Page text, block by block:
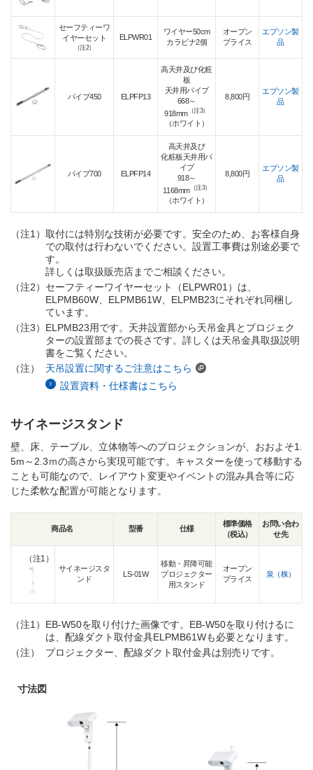
セーフティーワ
イヤーセット
（注2）
ELPWR01
ワイヤー50cm
カラビナ2個
オープン
プライス
エプソン製
品
パイプ450 ELPFP13
高天井及び化粧
板
天井用パイプ
668～
918mm （注3）
（ホワイト）
8,800円
エプソン製
品
パイプ700 ELPFP14
高天井及び
化粧板天井用パ
イプ
918～
1168mm （注3）
（ホワイト）
8,800円
エプソン製
品
（注1） 取付には特別な技術が必要です。安全のため、お客様自身
での取付は行わないでください。設置工事費は別途必要で
す。
詳しくは取扱販売店までご相談ください。
（注2） セーフティーワイヤーセット（ELPWR01）は、
ELPMB60W、ELPMB61W、ELPMB23にそれぞれ同梱し
ています。
（注3） ELPMB23用です。天井設置部から天吊金具とプロジェク
ターの設置部までの長さです。詳しくは天吊金具取扱説明
書をご覧ください。
（注）
天吊設置に関するご注意はこちら
設置資料・仕様書はこちら
サイネージスタンド
壁、床、テーブル、立体物等へのプロジェクションが、おおよそ1.
5m～2.3ｍの高さから実現可能です。キャスターを使って移動する
ことも可能なので、レイアウト変更やイベントの混み具合等に応
じた柔軟な配置が可能となります。
商品名 型番 仕様
標準価格
（税込）
お問い合わ
せ先
（注1）
サイネージスタ
ンド
LS-01W
移動・昇降可能
プロジェクター
用スタンド
オープン
プライス
泉（株）
（注1） EB-W50を取り付けた画像です。EB-W50を取り付けるに
は、配線ダクト取付金具ELPMB61Wも必要となります。
（注）
プロジェクター、配線ダクト取付金具は別売りです。
寸法図